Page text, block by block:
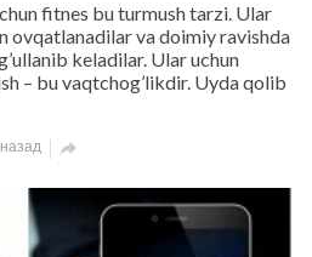
fitnes bu turmush tarzi. Ular
ovqatlanadilar va doimiy ravishda
keladilar. Ular uchun
– bu vaqtchog’likdir. Uyda qolib
